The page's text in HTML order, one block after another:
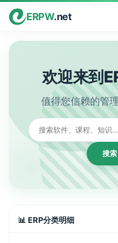
ERPW.net
欢迎来到
值得您信赖的管
搜索
📊 ERP分类明细